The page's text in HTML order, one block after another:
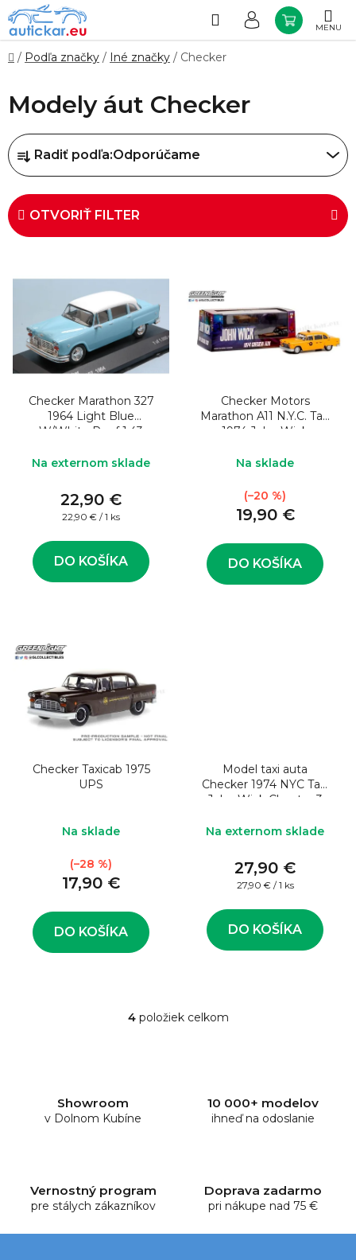
Prejsť
na
obsah
Hľadať
KOŠÍK
Domov
/ Podľa značky / Iné značky / Checker
Modely áut Checker
R
a
d
e
n
e
o
Radiť podľa:Odporúčame
OTVORIŤ FILTER
s
Checker Marathon 327
1964 Light Blue
W/White Roof 1:43
Na externom sklade
22,90 €
Jednotková
22,90 € / 1 ks
DO KOŠÍKA
Checker Motors
Marathon A11 N.Y.C. Taxi
1974 John Wick
Na sklade
19,90 €
(–20 %)
DO KOŠÍKA
Checker Taxicab 1975
UPS
Na sklade
17,90 €
(–28 %)
DO KOŠÍKA
Model taxi auta
Checker 1974 NYC Taxi
John Wick Chapter 3
Na externom sklade
27,90 €
Jednotková
27,90 € / 1 ks
DO KOŠÍKA
O
k
4položiek celkom
Showroom
v Dolnom Kubíne
10 000+ modelov
ihneď na odoslanie
Vernostný program
pre stálych zákazníkov
Doprava zadarmo
pri nákupe nad 75 €